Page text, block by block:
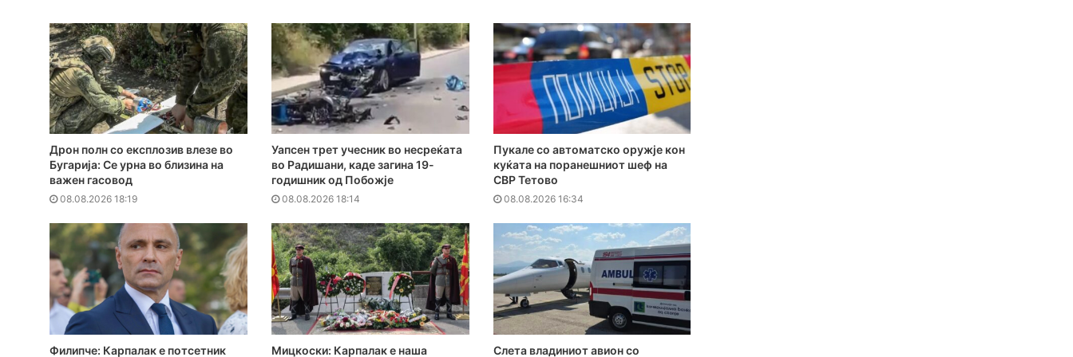
Дрон полн со експлозив влезе во
Бугарија: Се урна во близина на
важен гасовод
08.08.2026 18:19
Уапсен трет учесник во несреќата
во Радишани, каде загина 19-
годишник од Побожје
08.08.2026 18:14
Пукале со автоматско оружје кон
куќата на поранешниот шеф на
СВР Тетово
08.08.2026 16:34
Филипче: Карпалак е потсетник Мицкоски: Карпалак е наша Слета владиниот авион со